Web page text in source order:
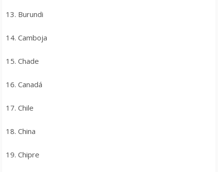
13. Burundi
14. Camboja
15. Chade
16. Canadá
17. Chile
18. China
19. Chipre